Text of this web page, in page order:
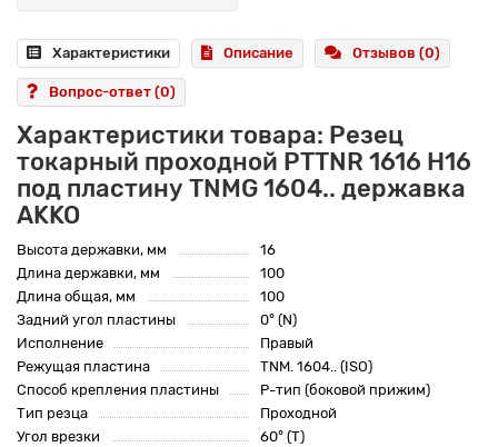
Характеристики Описание Отзывов (0)
Вопрос-ответ (0)
Характеристики товара: Резец
токарный проходной PTTNR 1616 H16
под пластину TNMG 1604.. державка
AKKO
Высота державки, мм
16
Длина державки, мм
100
Длина общая, мм
100
Задний угол пластины
0° (N)
Исполнение
Правый
Режущая пластина
TNM. 1604.. (ISO)
Способ крепления пластины
P-тип (боковой прижим)
Тип резца
Проходной
Угол врезки
60° (T)